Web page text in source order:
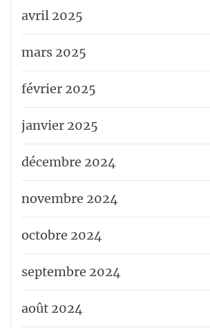
avril 2025
mars 2025
février 2025
janvier 2025
décembre 2024
novembre 2024
octobre 2024
septembre 2024
août 2024